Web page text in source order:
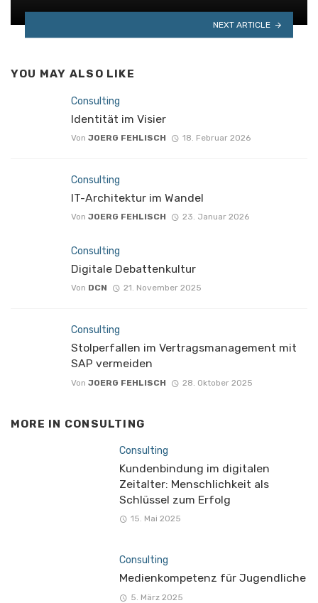
NEXT ARTICLE
YOU MAY ALSO LIKE
Consulting
Identität im Visier
Von JOERG FEHLISCH 18. Februar 2026
Consulting
IT-Architektur im Wandel
Von JOERG FEHLISCH 23. Januar 2026
Consulting
Digitale Debattenkultur
Von DCN 21. November 2025
Consulting
Stolperfallen im Vertragsmanagement mit
SAP vermeiden
Von JOERG FEHLISCH 28. Oktober 2025
MORE IN CONSULTING
Consulting
Kundenbindung im digitalen
Zeitalter: Menschlichkeit als
Schlüssel zum Erfolg
15. Mai 2025
Consulting
Medienkompetenz für Jugendliche
5. März 2025